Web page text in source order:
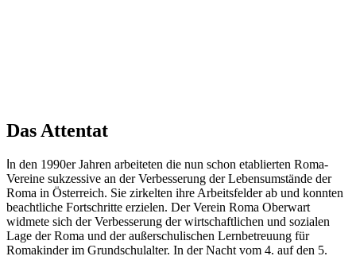
Das Attentat
n den 1990er Jahren arbeiteten die nun schon etablierten Roma-
Vereine sukzessive an der Verbesserung der Lebensumstände der
Roma in Österreich. Sie zirkelten ihre Arbeitsfelder ab und konnten
beachtliche Fortschritte erzielen. Der Verein Roma Oberwart
widmete sich der Verbesserung der wirtschaftlichen und sozialen
Lage der Roma und der außerschulischen Lernbetreuung für
Romakinder im Grundschulalter. In der Nacht vom 4. auf den 5.